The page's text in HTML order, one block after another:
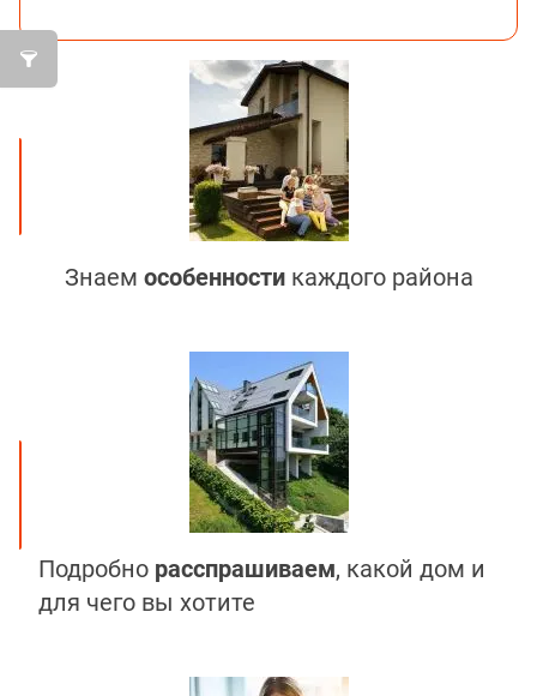
Знаем особенностикаждого района
Подробно расспрашиваем, какой дом и
для чего вы хотите